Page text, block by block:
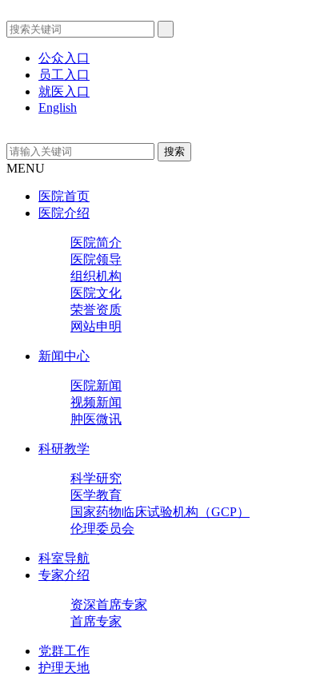
公众入口
员工入口
就医入口
English
MENU
医院首页
医院介绍
医院简介
医院领导
组织机构
医院文化
荣誉资质
网站申明
新闻中心
医院新闻
视频新闻
肿医微讯
科研教学
科学研究
医学教育
国家药物临床试验机构（GCP）
伦理委员会
科室导航
专家介绍
资深首席专家
首席专家
党群工作
护理天地